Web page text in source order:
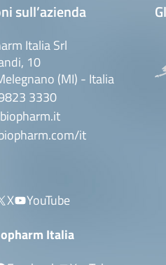
sull’azienda
Italia Srl
10
(MI) - Italia
3330
it
X
YouTube
Italia